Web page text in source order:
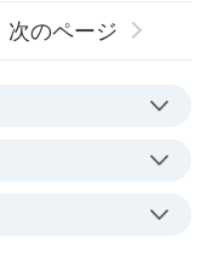
次のページ